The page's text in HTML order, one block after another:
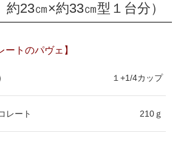
23㎝×約33㎝型１台分）
ートのパヴェ】
１+1/4カップ
レート 210ｇ